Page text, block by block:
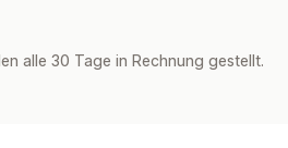
alle 30 Tage in Rechnung gestellt.